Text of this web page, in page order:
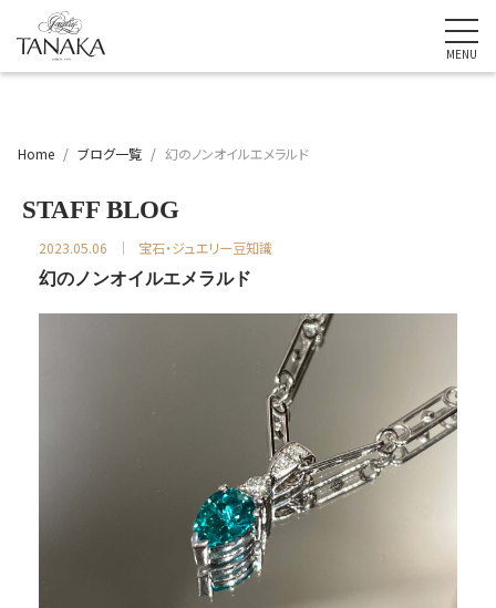
Home ブログ一覧 幻のノンオイルエメラルド
STAFF BLOG
2023.05.06 宝石・ジュエリー豆知識
幻のノンオイルエメラルド